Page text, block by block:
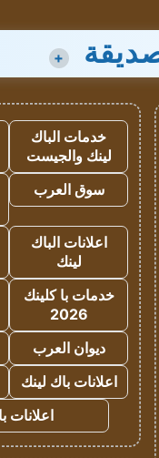
+
خدمات الباك
لينك والجيست
سوق العرب
اعلانات الباك
لينك
خدمات با كلينك
2026
ديوان العرب
اعلانات باك لينك
اعلانات